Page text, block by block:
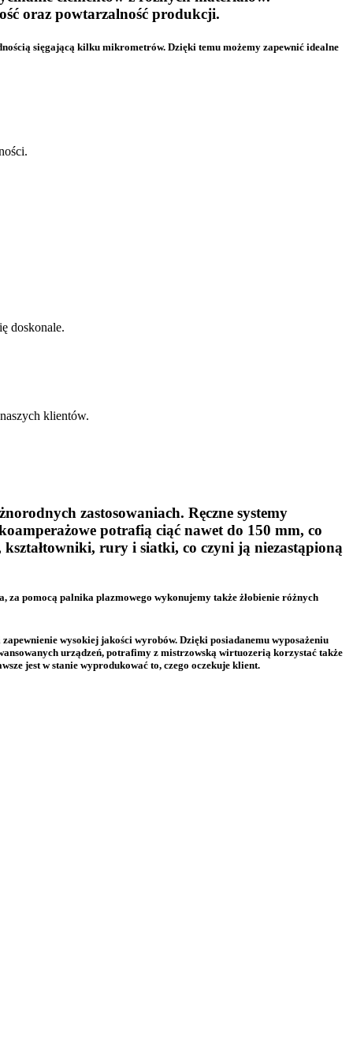
oraz powtarzalność produkcji.
sięgającą kilku mikrometrów. Dzięki temu możemy zapewnić idealne
doskonale.
klientów.
zastosowaniach. Ręczne systemy
potrafią ciąć nawet do 150 mm, co
rury i siatki, co czyni ją niezastąpioną
za pomocą palnika plazmowego wykonujemy także żłobienie różnych
wysokiej jakości wyrobów. Dzięki posiadanemu wyposażeniu
urządzeń, potrafimy z mistrzowską wirtuozerią korzystać także
jest w stanie wyprodukować to, czego oczekuje klient.